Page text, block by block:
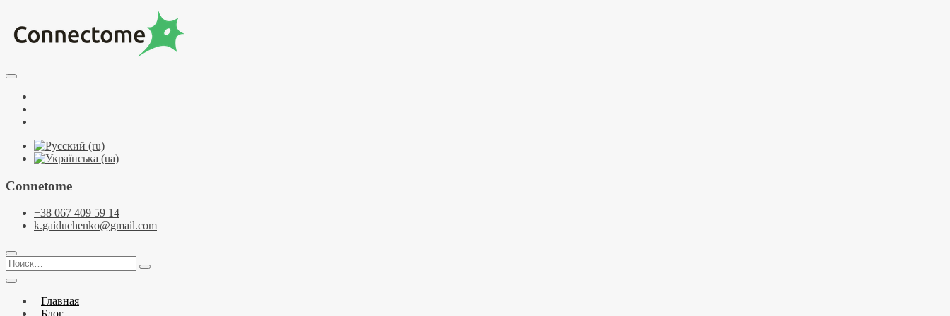
содержимому
Курсы по НЛП и коучингу. НЛП-Практик. НЛП-Мастер. Школа Нейрокоучинга. Метапрограммы
Connetome
+38 067 409 59 14
k.gaiduchenko@gmail.com
Поиск…
Главная